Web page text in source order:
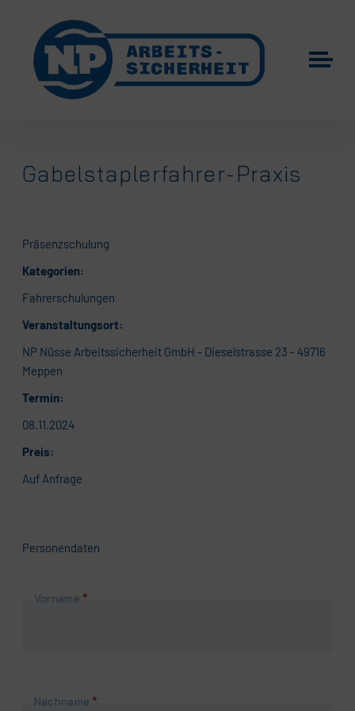
Gabelstaplerfahrer-Praxis
Präsenzschulung
Kategorien:
Fahrerschulungen
Veranstaltungsort:
NP Nüsse Arbeitssicherheit GmbH - Dieselstrasse 23 - 49716
Meppen
Termin:
08.11.2024
Preis:
Auf Anfrage
Personendaten
Pflichtfeld
Vorname *
Pflichtfeld
Nachname *